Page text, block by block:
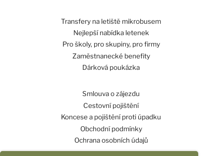
Transfery na letiště mikrobusem
Nejlepší nabídka letenek
Pro školy, pro skupiny, pro firmy
Zaměstnanecké benefity
Dárková poukázka
Smlouva o zájezdu
Cestovní pojištění
Koncese a pojištění proti úpadku
Obchodní podmínky
Ochrana osobních údajů